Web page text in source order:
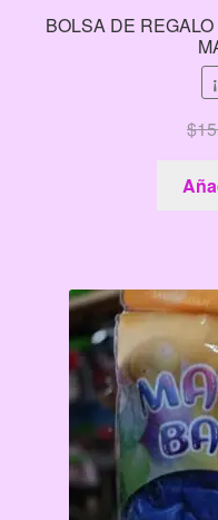
BOLSA DE
$